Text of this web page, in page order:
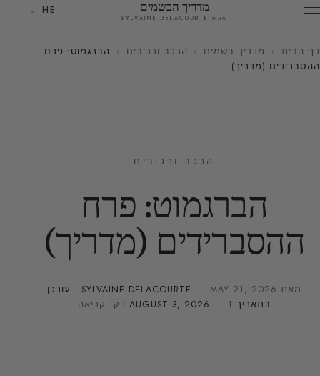
מדריך הבשמים
מאת SYLVAINE DELACOURTE
HE
דף הבית › מדריך בשמים › הרכב ורכיבים ›
הברגמוט: פרח
ההסברידים (מדריך)
הרכב ורכיבים
הברגמוט: פרח
ההסברידים (מדריך)
מאת SYLVAINE DELACOURTE · MAY 21, 2026
· עודכן
בתאריך
AUGUST 3, 2026 · 1 דק׳ קריאה